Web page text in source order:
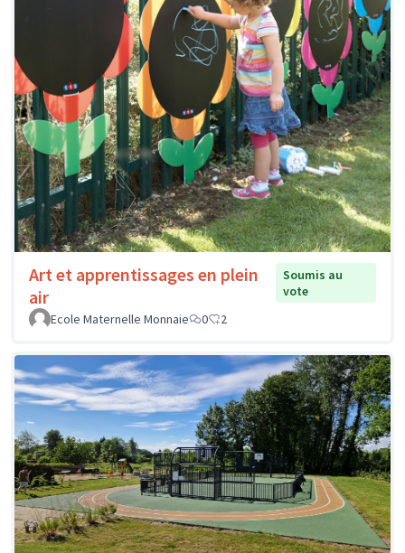
Art et apprentissages en plein
air
Soumis au
vote
Ecole Maternelle Monnaie
0 2